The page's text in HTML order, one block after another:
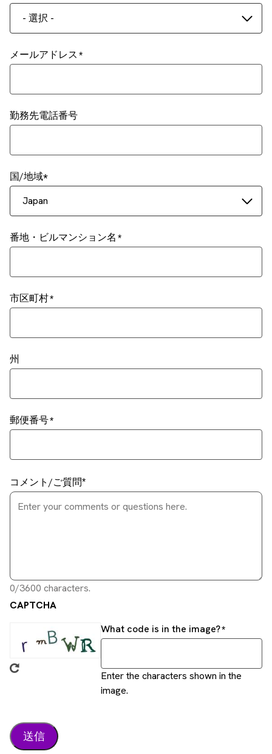
- 選択 -
メールアドレス
勤務先電話番号
国/地域
Japan
番地・ビルマンション名
市区町村
州
郵便番号
コメント/ご質問
0/3600 characters.
CAPTCHA
What code is in the image?
Enter the characters shown in the
image.